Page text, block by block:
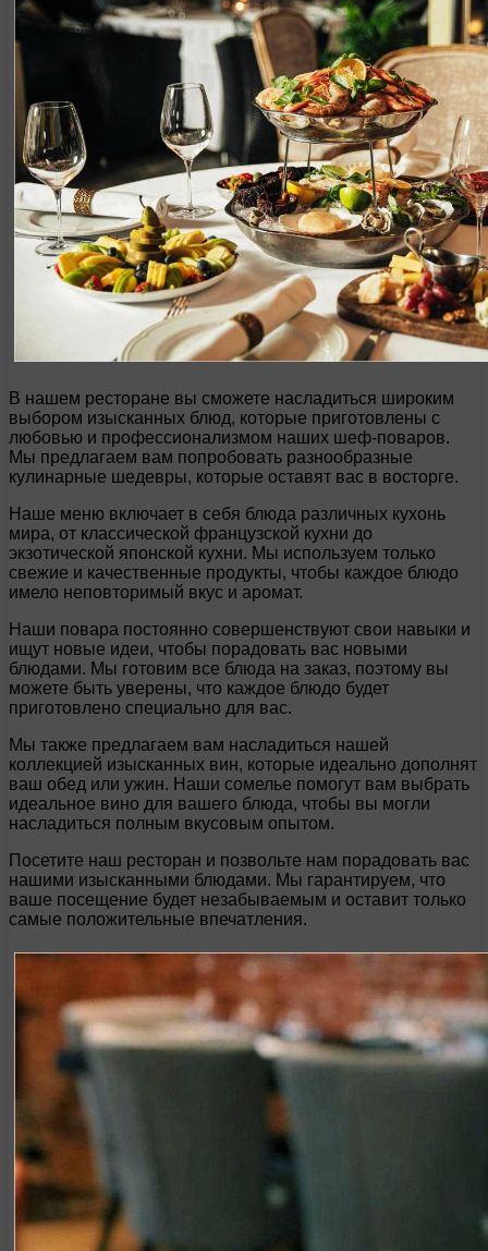
В нашем ресторане вы сможете насладиться широким
выбором изысканных блюд, которые приготовлены с
любовью и профессионализмом наших шеф-поваров.
Мы предлагаем вам попробовать разнообразные
кулинарные шедевры, которые оставят вас в восторге.
Наше меню включает в себя блюда различных кухонь
мира, от классической французской кухни до
экзотической японской кухни. Мы используем только
свежие и качественные продукты, чтобы каждое блюдо
имело неповторимый вкус и аромат.
Наши повара постоянно совершенствуют свои навыки и
ищут новые идеи, чтобы порадовать вас новыми
блюдами. Мы готовим все блюда на заказ, поэтому вы
можете быть уверены, что каждое блюдо будет
приготовлено специально для вас.
Мы также предлагаем вам насладиться нашей
коллекцией изысканных вин, которые идеально дополнят
ваш обед или ужин. Наши сомелье помогут вам выбрать
идеальное вино для вашего блюда, чтобы вы могли
насладиться полным вкусовым опытом.
Посетите наш ресторан и позвольте нам порадовать вас
нашими изысканными блюдами. Мы гарантируем, что
ваше посещение будет незабываемым и оставит только
самые положительные впечатления.